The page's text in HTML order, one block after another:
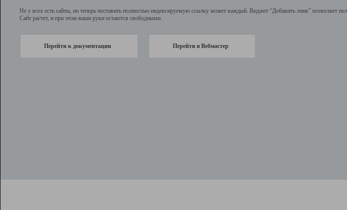
Не у всех есть сайты, но теперь поставить полностью индексируемую ссылку может каждый. Виджет “Добавить линк” позволяет
Сайт растет, и при этом ваши руки остаются свободными.
Перейти к документации Перейти в Вебмастер